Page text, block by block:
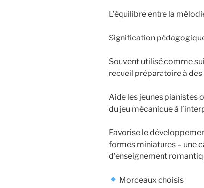
L’équilibre entre la
Signification
Souvent utilisé comme
recueil préparatoire à
Aide les jeunes pianistes
du jeu mécanique à
Favorise le
formes miniatures – une
d’enseignement
Morceaux choisis